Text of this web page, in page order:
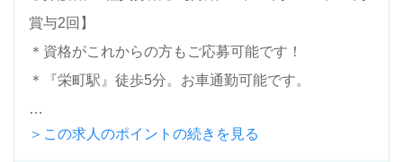
賞与2回】
＊資格がこれからの方もご応募可能です！
＊『栄町駅』徒歩5分。お車通勤可能です。
入居定員17名（8名、9名/2ユニット/全室個室）『札
＞この求人のポイントの続きを見る